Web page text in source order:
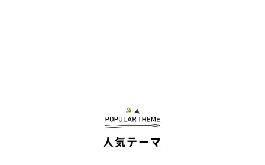
お迎えして間もないころのつむぎくん。
人気テーマ